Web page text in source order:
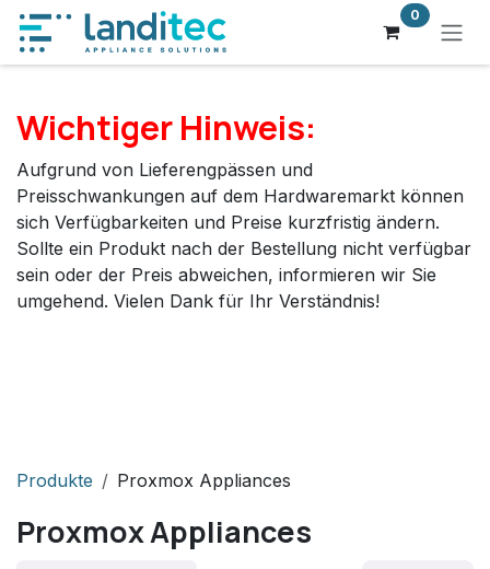
Zum Inhalt springen 0
Wichtiger Hinweis:
Aufgrund von Lieferengpässen und
Preisschwankungen auf dem Hardwaremarkt können
sich Verfügbarkeiten und Preise kurzfristig ändern.
Sollte ein Produkt nach der Bestellung nicht verfügbar
sein oder der Preis abweichen, informieren wir Sie
umgehend. Vielen Dank für Ihr Verständnis!
Produkte Proxmox Appliances
Proxmox Appliances